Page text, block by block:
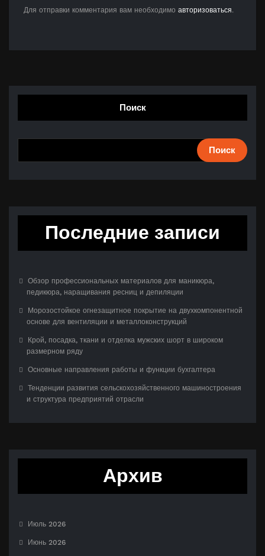
Для отправки комментария вам необходимо авторизоваться.
Поиск
Поиск
Последние записи
Обзор профессиональных материалов для маникюра,
педикюра, наращивания ресниц и депиляции
Морозостойкое огнезащитное покрытие на двухкомпонентной
основе для вентиляции и металлоконструкций
Крой, посадка, ткани и отделка мужских шорт в широком
размерном ряду
Основные направления работы и функции бухгалтера
Тенденции развития сельскохозяйственного машиностроения
и структура предприятий отрасли
Архив
Июль 2026
Июнь 2026